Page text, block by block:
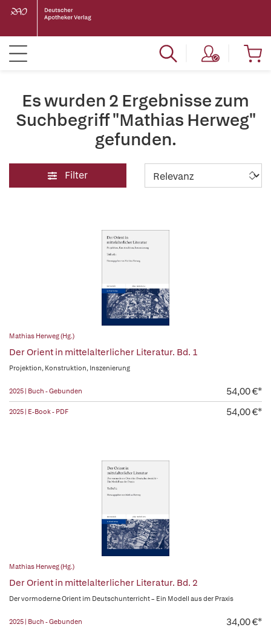
Es wurden 2 Ergebnisse zum
Suchbegriff "Mathias Herweg"
gefunden.
Filter
Mathias Herweg (Hg.)
Der Orient in mittelalterlicher Literatur. Bd. 1
Projektion, Konstruktion, Inszenierung
2025 | Buch - Gebunden 54,00 €*
2025 | E-Book - PDF 54,00 €*
Mathias Herweg (Hg.)
Der Orient in mittelalterlicher Literatur. Bd. 2
Der vormoderne Orient im Deutschunterricht – Ein Modell aus der Praxis
2025 | Buch - Gebunden 34,00 €*